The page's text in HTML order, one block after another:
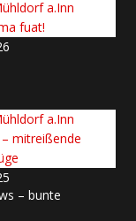
– bunte